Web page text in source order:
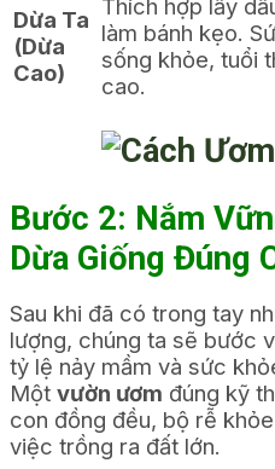
Dừa Ta
(Dừa
Cao)
Thích hợp lấy
làm bánh kẹo.
sống khỏe, tuổi
cao.
Bước 2: Nắm
Dừa Giống Đúng
Sau khi đã có trong tay
lượng, chúng ta sẽ bước
tỷ lệ nảy mầm và sức
Một vườn ươm đúng kỹ
con đồng đều, bộ rễ
việc trồng ra đất lớn.